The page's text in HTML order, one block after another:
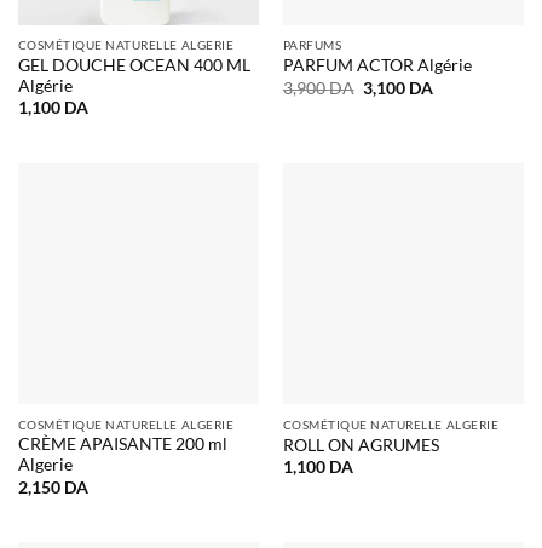
COSMÉTIQUE NATURELLE ALGERIE
GEL DOUCHE OCEAN 400 ML
Algérie
1,100 DA
PARFUMS
PARFUM ACTOR Algérie
3,900DA Le
prix
3,100 DALe
COSMÉTIQUE NATURELLE ALGERIE
CRÈME APAISANTE 200 ml
Algerie
2,150 DA
COSMÉTIQUE NATURELLE ALGERIE
ROLL ON AGRUMES
1,100 DA